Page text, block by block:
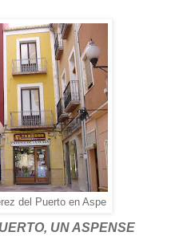
del Puerto en Aspe
UN ASPENSE